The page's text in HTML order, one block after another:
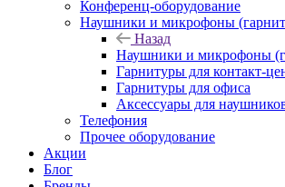
Конференц-оборудование
Наушники и микрофоны
Назад
Наушники и микрофоны
Гарнитуры для контакт-
Гарнитуры для офиса
Аксессуары для
Телефония
Прочее оборудование
Акции
Блог